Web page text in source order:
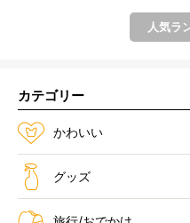
人気ラ
カテゴリー
かわいい
グッズ